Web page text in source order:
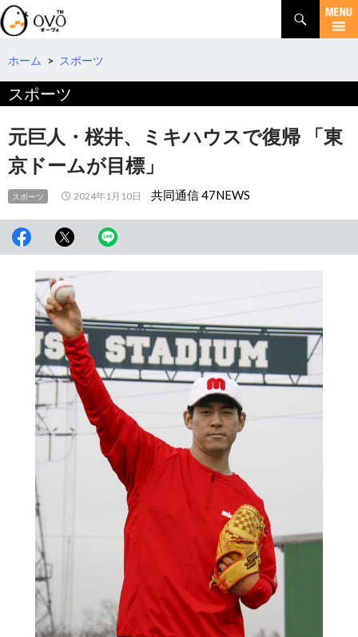
検
索
コ
テ
へ
動
ホーム > スポーツ
スポーツ
元巨人・桜井、ミキハウスで復帰 「東
京ドームが目標」
スポーツ 2024年1月10日 共同通信 47NEWS